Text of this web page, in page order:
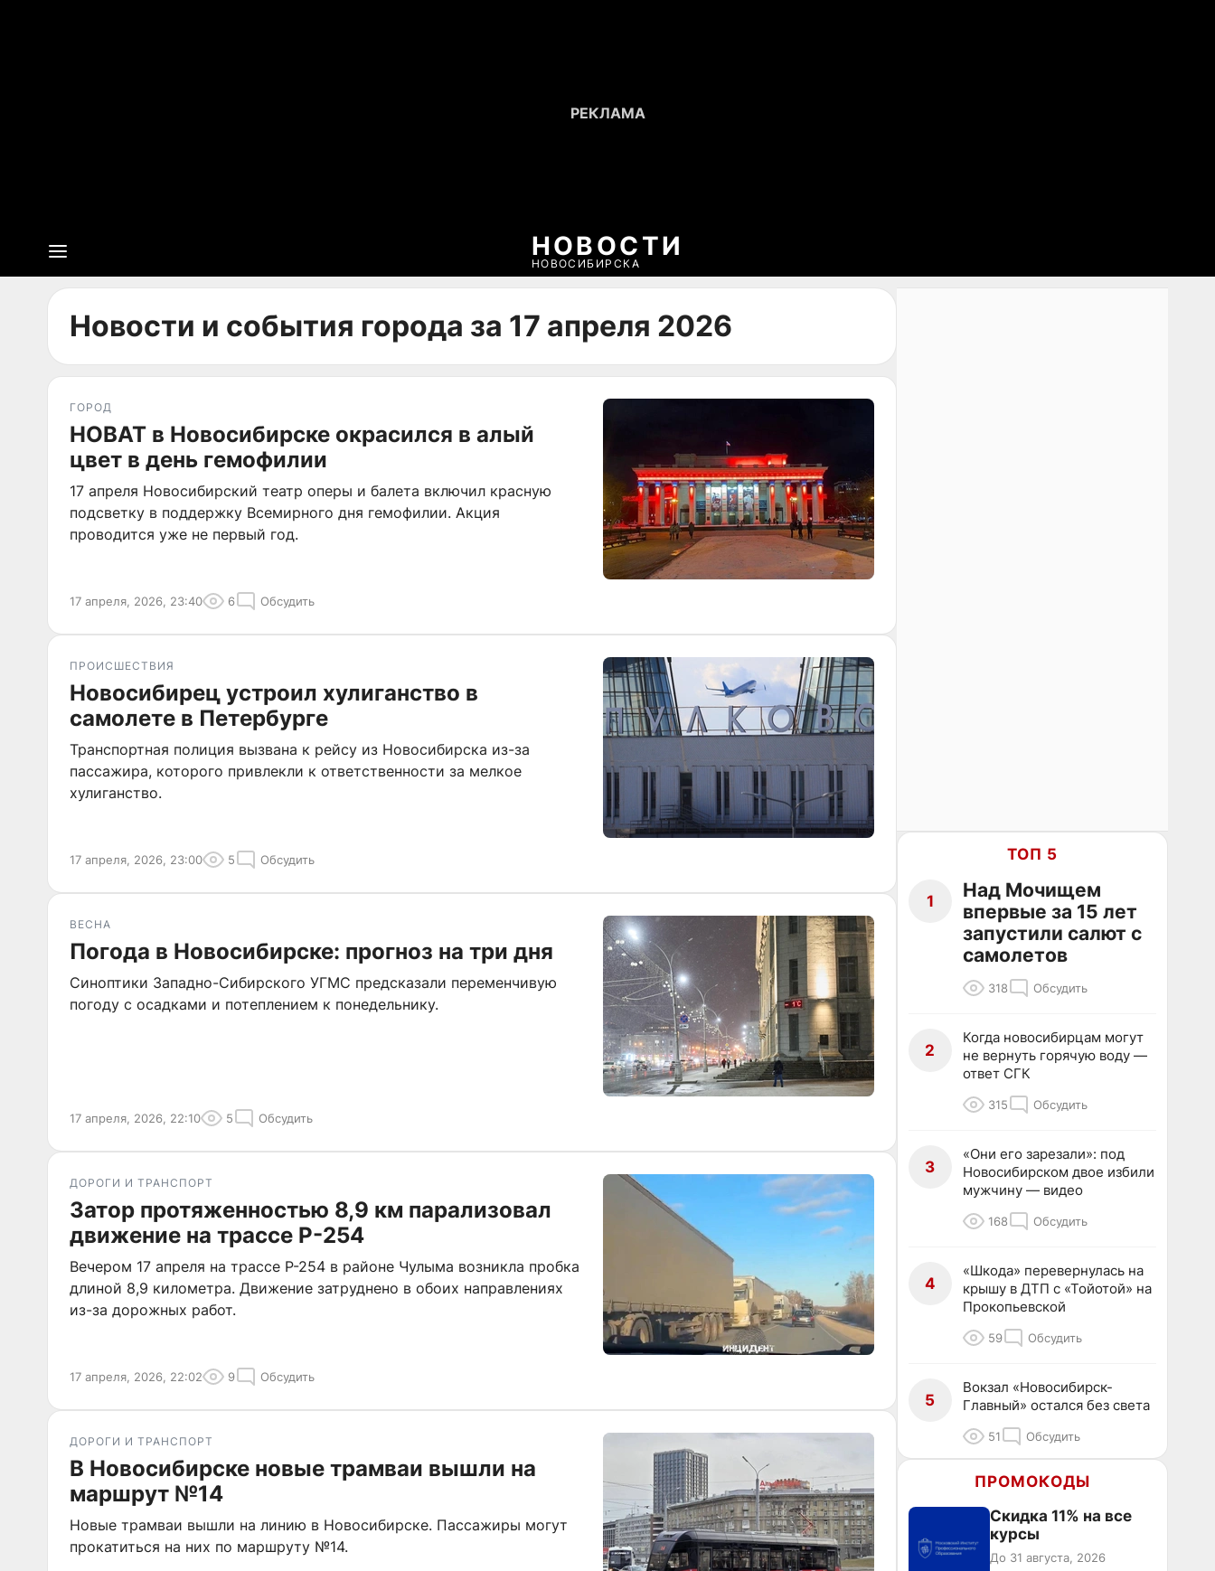
НОВОСТИ
НОВОСИБИРСКА
Новости и события города за 17 апреля 2026
ГОРОД
НОВАТ в Новосибирске окрасился в алый
цвет в день гемофилии
17 апреля Новосибирский театр оперы и балета включил красную
подсветку в поддержку Всемирного дня гемофилии. Акция
проводится уже не первый год.
17 апреля, 2026, 23:40 6 Обсудить
ПРОИСШЕСТВИЯ
Новосибирец устроил хулиганство в
самолете в Петербурге
Транспортная полиция вызвана к рейсу из Новосибирска из-за
пассажира, которого привлекли к ответственности за мелкое
хулиганство.
17 апреля, 2026, 23:00 5 Обсудить
ВЕСНА
Погода в Новосибирске: прогноз на три дня
Синоптики Западно-Сибирского УГМС предсказали переменчивую
погоду с осадками и потеплением к понедельнику.
17 апреля, 2026, 22:10 5 Обсудить
ДОРОГИ И ТРАНСПОРТ
Затор протяженностью 8,9 км парализовал
движение на трассе Р-254
Вечером 17 апреля на трассе Р-254 в районе Чулыма возникла пробка
длиной 8,9 километра. Движение затруднено в обоих направлениях
из-за дорожных работ.
17 апреля, 2026, 22:02 9 Обсудить
ДОРОГИ И ТРАНСПОРТ
В Новосибирске новые трамваи вышли на
маршрут №14
Новые трамваи вышли на линию в Новосибирске. Пассажиры могут
прокатиться на них по маршруту №14.
ТОП 5
1
Над Мочищем
впервые за 15 лет
запустили салют с
самолетов
318 Обсудить
2
Когда новосибирцам могут
не вернуть горячую воду —
ответ СГК
315 Обсудить
3
«Они его зарезали»: под
Новосибирском двое избили
мужчину — видео
168 Обсудить
4
«Шкода» перевернулась на
крышу в ДТП с «Тойотой» на
Прокопьевской
59 Обсудить
5
Вокзал «Новосибирск-
Главный» остался без света
51 Обсудить
ПРОМОКОДЫ
Скидка 11% на все
курсы
До 31 августа, 2026